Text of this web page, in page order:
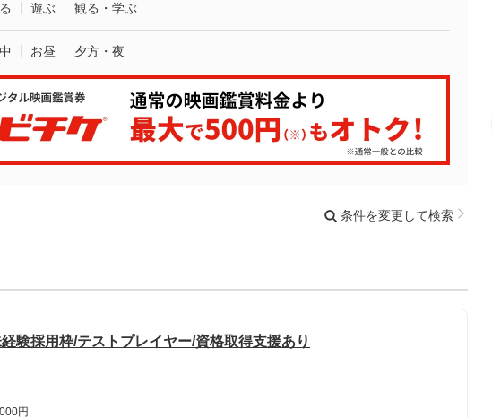
遊ぶ 観る・学ぶ
お昼 夕方・夜
条件を変更して検索
経験採用枠/テストプレイヤー/資格取得支援あり
円